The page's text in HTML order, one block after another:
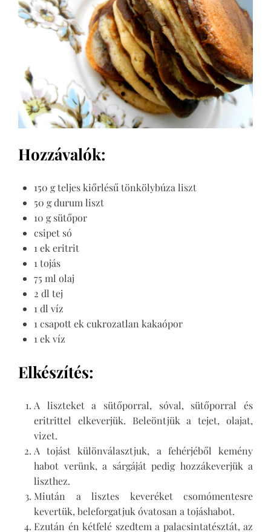
Hozzávalók:
150 g teljes kiőrlésű tönkölybúza liszt
50 g durum liszt
10 g sütőpor
csipet só
1 ek eritrit
1 tojás
75 ml olaj
2 dl tej
1 dl víz
1 csapott ek cukrozatlan kakaópor
1 ek víz
Elkészítés:
A liszteket a sütőporral, sóval, sütőporral és
eritrittel elkeverjük. Beleöntjük a tejet, olajat,
vizet.
A tojást különválasztjuk, a fehérjéből kemény
habot verünk, a sárgáját pedig hozzákeverjük a
liszthez.
Miután a lisztes keveréket csomómentesre
kevertük, beleforgatjuk óvatosan a tojáshabot.
Ezután én kétfelé szedtem a palacsintatésztát, az